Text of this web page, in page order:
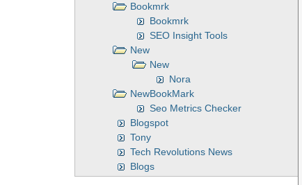
Bookmrk
Bookmrk
SEO Insight Tools
New
New
Nora
NewBookMark
Seo Metrics Checker
Blogspot
Tony
Tech Revolutions News
Blogs